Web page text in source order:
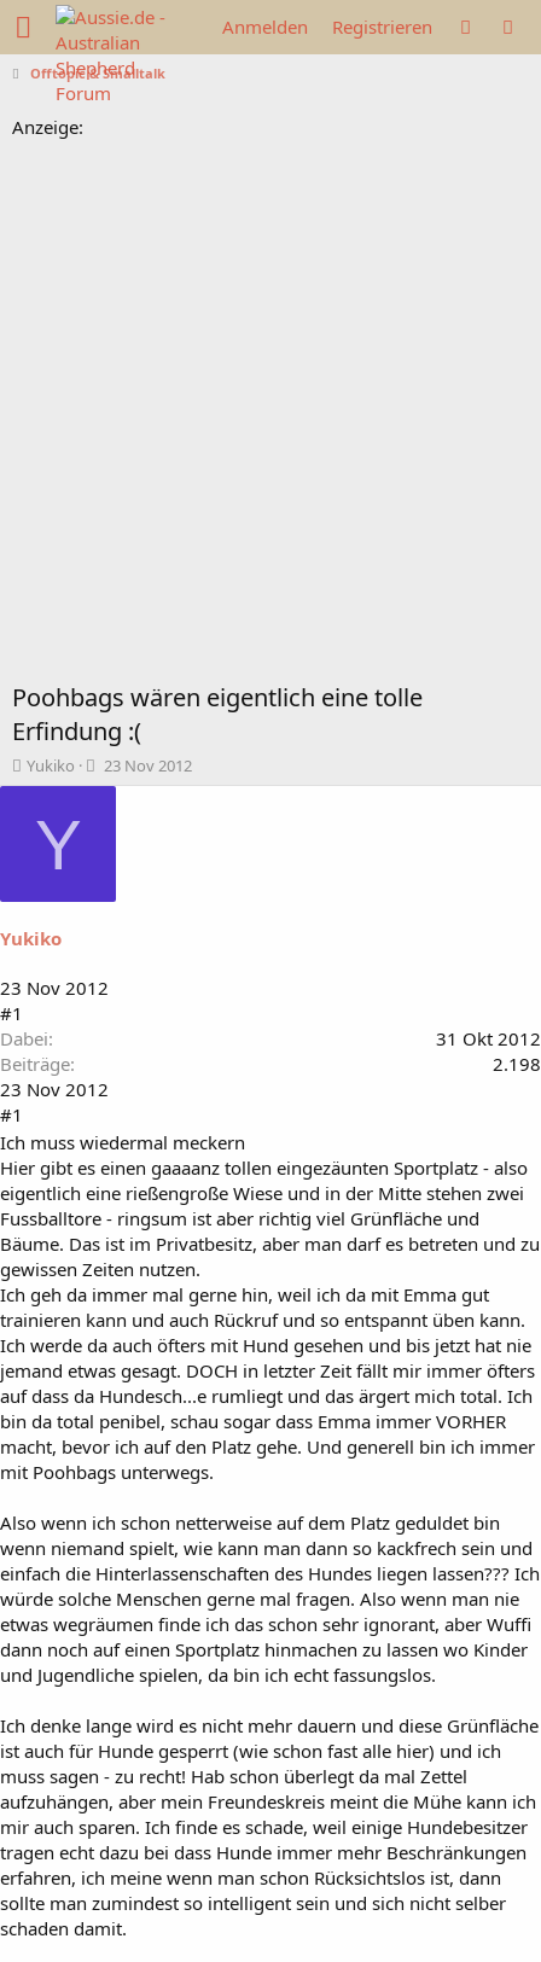
Anmelden Registrieren
Offtopic & Smalltalk
Anzeige:
Poohbags wären eigentlich eine tolle
Erfindung :(
T
h
m
a
t
Yukiko
B
e
m
23 Nov 2012
Y
Yukiko
23 Nov 2012
#1
Dabei
31 Okt 2012
Beiträge
2.198
23 Nov 2012
#1
Ich muss wiedermal meckern
Hier gibt es einen gaaaanz tollen eingezäunten Sportplatz - also
eigentlich eine rießengroße Wiese und in der Mitte stehen zwei
Fussballtore - ringsum ist aber richtig viel Grünfläche und
Bäume. Das ist im Privatbesitz, aber man darf es betreten und zu
gewissen Zeiten nutzen.
Ich geh da immer mal gerne hin, weil ich da mit Emma gut
trainieren kann und auch Rückruf und so entspannt üben kann.
Ich werde da auch öfters mit Hund gesehen und bis jetzt hat nie
jemand etwas gesagt. DOCH in letzter Zeit fällt mir immer öfters
auf dass da Hundesch...e rumliegt und das ärgert mich total. Ich
bin da total penibel, schau sogar dass Emma immer VORHER
macht, bevor ich auf den Platz gehe. Und generell bin ich immer
mit Poohbags unterwegs.
Also wenn ich schon netterweise auf dem Platz geduldet bin
wenn niemand spielt, wie kann man dann so kackfrech sein und
einfach die Hinterlassenschaften des Hundes liegen lassen??? Ich
würde solche Menschen gerne mal fragen. Also wenn man nie
etwas wegräumen finde ich das schon sehr ignorant, aber Wuffi
dann noch auf einen Sportplatz hinmachen zu lassen wo Kinder
und Jugendliche spielen, da bin ich echt fassungslos.
Ich denke lange wird es nicht mehr dauern und diese Grünfläche
ist auch für Hunde gesperrt (wie schon fast alle hier) und ich
muss sagen - zu recht! Hab schon überlegt da mal Zettel
aufzuhängen, aber mein Freundeskreis meint die Mühe kann ich
mir auch sparen. Ich finde es schade, weil einige Hundebesitzer
tragen echt dazu bei dass Hunde immer mehr Beschränkungen
erfahren, ich meine wenn man schon Rücksichtslos ist, dann
sollte man zumindest so intelligent sein und sich nicht selber
schaden damit.